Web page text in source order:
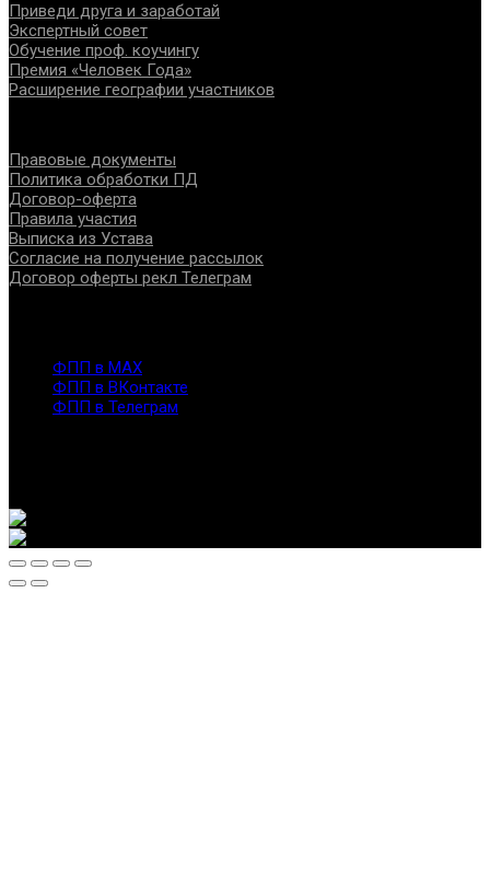
Приведи друга и заработай
Экспертный совет
Обучение проф. коучингу
Премия «Человек Года»
Расширение географии участников
Правовые документы
Политика обработки ПД
Договор-оферта
Правила участия
Выписка из Устава
Согласие на получение рассылок
Договор оферты рекл Телеграм
ФПП в МАХ
ФПП в ВКонтакте
ФПП в Телеграм